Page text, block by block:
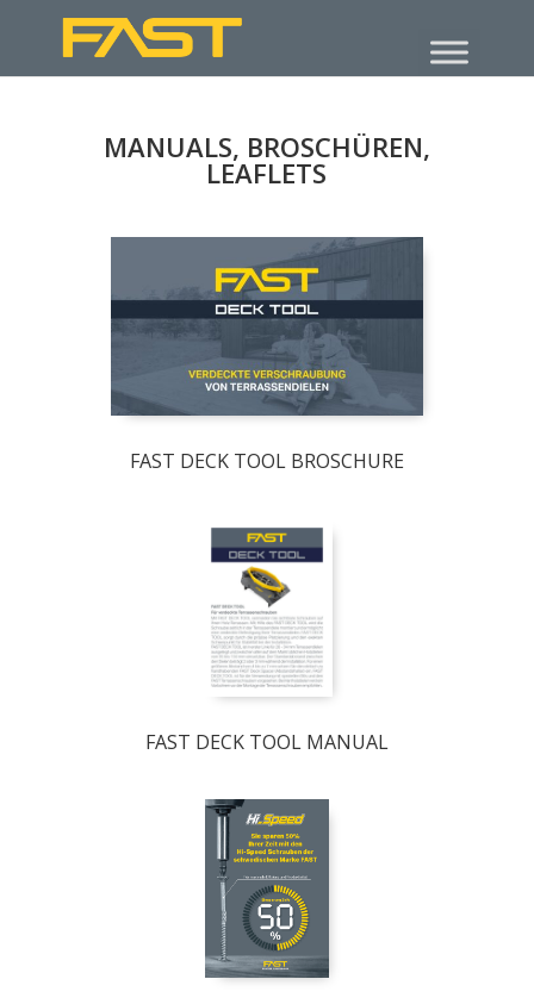
MANUALS, BROSCHÜREN,
LEAFLETS
FAST DECK TOOL BROSCHURE
FAST DECK TOOL MANUAL